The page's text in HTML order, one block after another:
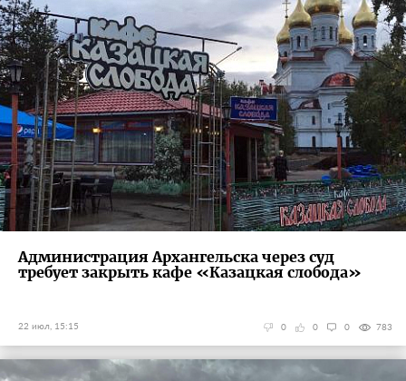
Администрация Архангельска через суд
требует закрыть кафе «Казацкая слобода»
22 июл, 15:15 783
0
0
0